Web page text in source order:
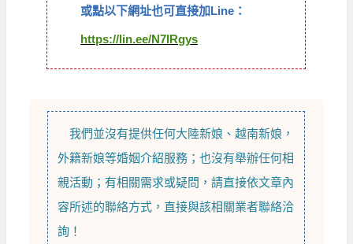
或點以下網址也可直接加Line：
https://lin.ee/N7IRgys
我們並沒有提供任何大陸新娘 、越南新娘 ，
外籍新娘等婚姻介紹服務；也沒有舉辦任何相
親活動；有相關需求或疑問，請直接依文章內
容所述的聯絡方式，直接與該相關業者聯絡洽
詢！